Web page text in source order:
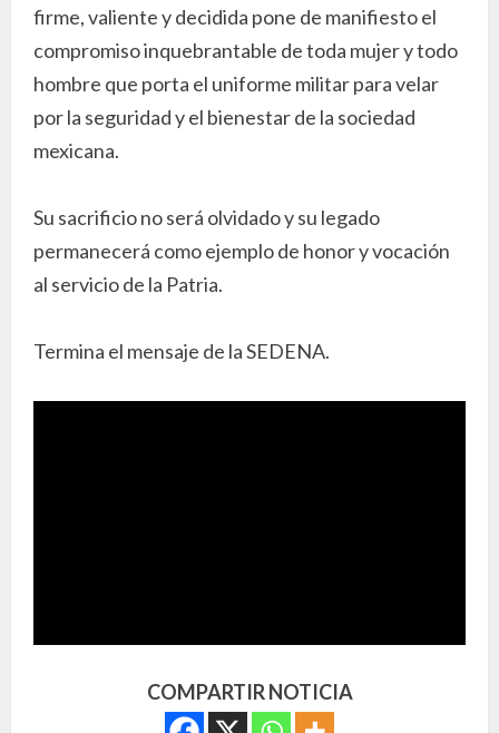
firme, valiente y decidida pone de manifiesto el
compromiso inquebrantable de toda mujer y todo
hombre que porta el uniforme militar para velar
por la seguridad y el bienestar de la sociedad
mexicana.
Su sacrificio no será olvidado y su legado
permanecerá como ejemplo de honor y vocación
al servicio de la Patria.
Termina el mensaje de la SEDENA.
COMPARTIR NOTICIA